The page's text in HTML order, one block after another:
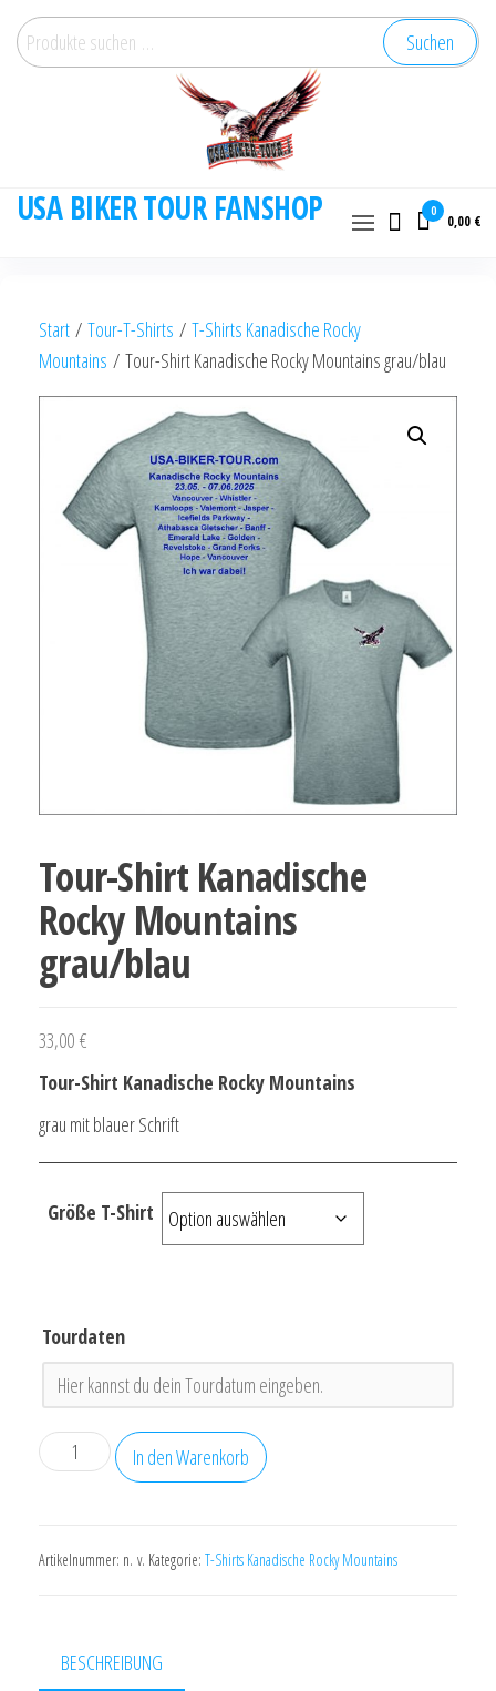
Inhalt
springen
Suchen
nach:
Suchen
USA BIKER TOUR FANSHOP 0
0,00 €
Start / Tour-T-Shirts / T-Shirts Kanadische Rocky
Mountains / Tour-Shirt Kanadische Rocky Mountains grau/blau
Tour-Shirt Kanadische
Rocky Mountains
grau/blau
33,00 €
Tour-Shirt Kanadische Rocky Mountains
grau mit blauer Schrift
Größe T-Shirt
Tourdaten
Tour-
Shirt
Mountains
In den Warenkorb
Artikelnummer: n. v. Kategorie: T-Shirts Kanadische Rocky Mountains
BESCHREIBUNG